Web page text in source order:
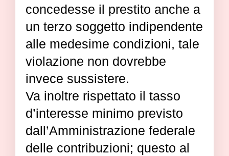
concedesse il prestito anche a
un terzo soggetto indipendente
alle medesime condizioni, tale
violazione non dovrebbe
invece sussistere.
Va inoltre rispettato il tasso
d’interesse minimo previsto
dall’Amministrazione federale
delle contribuzioni; questo al